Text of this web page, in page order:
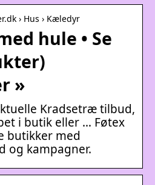
› Hus › Kæledyr
hule • Se
»
Kradsetræ tilbud,
i butik eller … Føtex
butikker med
og kampagner.